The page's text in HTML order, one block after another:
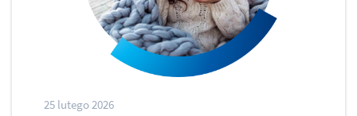
25 lutego 2026